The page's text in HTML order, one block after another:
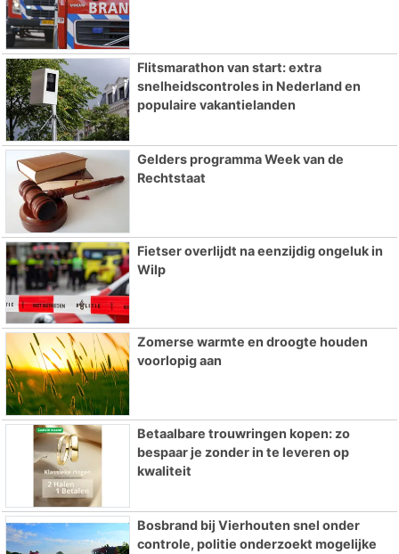
Flitsmarathon van start: extra
snelheidscontroles in Nederland en
populaire vakantielanden
Gelders programma Week van de
Rechtstaat
Fietser overlijdt na eenzijdig ongeluk in
Wilp
Zomerse warmte en droogte houden
voorlopig aan
Betaalbare trouwringen kopen: zo
bespaar je zonder in te leveren op
kwaliteit
Bosbrand bij Vierhouten snel onder
controle, politie onderzoekt mogelijke